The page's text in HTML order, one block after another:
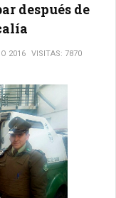
después de
2016 VISITAS: 7870